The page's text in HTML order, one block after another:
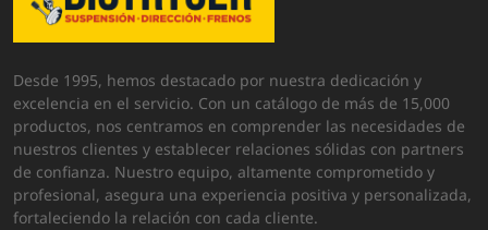
Desde 1995, hemos destacado por nuestra dedicación y
excelencia en el servicio. Con un catálogo de más de 15,000
productos, nos centramos en comprender las necesidades de
nuestros clientes y establecer relaciones sólidas con partners
de confianza. Nuestro equipo, altamente comprometido y
profesional, asegura una experiencia positiva y personalizada,
fortaleciendo la relación con cada cliente.